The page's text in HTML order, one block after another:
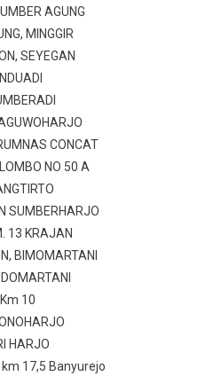
AGUNG
MINGGIR
SEYEGAN
CONCAT
NO 50 A
SUMBERHARJO
13 KRAJAN
BIMOMARTANI
10
HARJO
17,5 Banyurejo